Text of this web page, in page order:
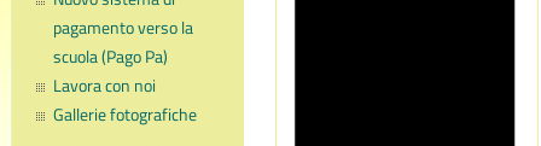
pagamento verso la
scuola (Pago Pa)
Lavora con noi
Gallerie fotografiche